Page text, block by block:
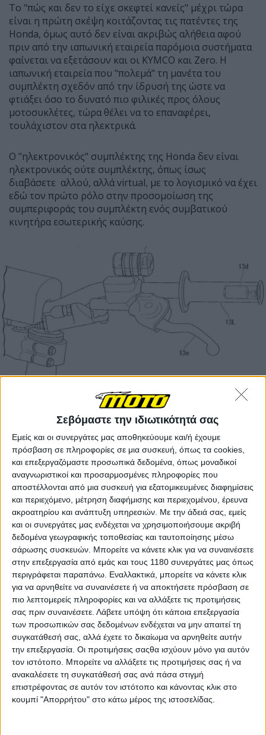
Σεβόμαστε την ιδιωτικότητά σας
Εμείς και οι συνεργάτες μας αποθηκεύουμε και/ή έχουμε
πρόσβαση σε πληροφορίες σε μια συσκευή, όπως τα cookies,
και επεξεργαζόμαστε προσωπικά δεδομένα, όπως μοναδικοί
αναγνωριστικοί και προσαρμοσμένες πληροφορίες που
αποστέλλονται από μια συσκευή για εξατομικευμένες διαφημίσεις
και περιεχόμενο, μέτρηση διαφήμισης και περιεχομένου, έρευνα
ακροατηρίου και ανάπτυξη υπηρεσιών. Με την άδειά σας, εμείς
και οι συνεργάτες μας ενδέχεται να χρησιμοποιήσουμε ακριβή
δεδομένα γεωγραφικής τοποθεσίας και ταυτοποίησης μέσω
σάρωσης συσκευών. Μπορείτε να κάνετε κλικ για να συναινέσετε
στην επεξεργασία από εμάς και τους 1180 συνεργάτες μας όπως
περιγράφεται παραπάνω. Εναλλακτικά, μπορείτε να κάνετε κλικ
για να αρνηθείτε να συναινέσετε ή να αποκτήσετε πρόσβαση σε
πιο λεπτομερείς πληροφορίες και να αλλάξετε τις προτιμήσεις
σας πριν συναινέσετε. Λάβετε υπόψη ότι κάποια επεξεργασία
των προσωπικών σας δεδομένων ενδέχεται να μην απαιτεί τη
συγκατάθεσή σας, αλλά έχετε το δικαίωμα να αρνηθείτε αυτήν
την επεξεργασία. Οι προτιμήσεις σαςθα ισχύουν μόνο για αυτόν
τον ιστότοπο. Μπορείτε να αλλάξετε τις προτιμήσεις σας ή να
ανακαλέσετε τη συγκατάθεσή σας ανά πάσα στιγμή
επιστρέφοντας σε αυτόν τον ιστότοπο και κάνοντας κλικ στο
κουμπί "Απορρήτου" στο κάτω μέρος της ιστοσελίδας.
Το "πώς και δεν το είχε σκεφτεί κανείς" μέχρι τώρα
είναι η πρώτη σκέψη κοιτάζοντας τις πατέντες της
Honda, όμως αυτό δεν είναι ακριβώς αλήθεια αφού
πριν από την ιαπωνική εταιρεία παρόμοια συστήματα
φαίνεται να εξετάσουν και οι KYMCO και Zero. Η
ιαπωνική εταιρεία που "πολεμά" τη μανέτα του
συμπλέκτη σχεδόν από την ίδρυσή της ώστε να
φτιάξει όσο το δυνατό πιο φιλικές προς όλους
μοτοσυκλέτες, τώρα θέλει να το επαναφέρει,
τουλάχιστον στα ηλεκτρικά.
Ο "ηλεκτρονικός" συμπλέκτης της Honda δεν είναι
ηλεκτρονικός ούτε συμπλέκτης, όπως ίσως
διαβάσετε αλλού, αλλά virtual, με το λογισμικό να έχει
εδώ τον πρώτο ρόλο στην προσομοίωση της
συμπεριφοράς του συμπλέκτη ενός συμβατικού
κινητήρα εσωτερικής καύσης.
Οι πατέντες δείχνουν το σύστημα να έχει εφαρμοστεί
στο ηλεκτρικό concept Honda CR Electric Proto της
HRC, την ηλεκτρική MX των Ιαπώνων με τους
μηχανικούς της Honda να έχουν σκεφτεί κάθε μικρή
λεπτομέρεια για να φέρουν την αίσθηση που λαμβάνει
ο αναβάτης πιο κοντά σε εκείνη μιας συμβατικής
μοτοσυκλέτας.
Στα αριστερά του τιμονιού βλέπουμε να υπάρχει
κανονικά μανέτα μόνο που δεν ενώνεται φυσικά με
συμπλέκτη, αφού ο τελευταίος όπως είπαμε δεν
υπάρχει. Αυτό που κάνει η μανέτα είναι να ελέγχει τη
ροή του ρεύματος ανεξάρτητα από το πόσο
περιστρέφει ο αναβάτης το δεξιό γκριπ, όπως δηλαδή
ελέγχει τη ροπή που φτάνει στον πίσω τροχό ένας
συμβατικός συμπλέκτης.
Στις πατέντες η Honda πάει και ένα βήμα παραπέρα με
την εγκατάσταση μικρών ηλεκτρικών μοτέρ στο
τιμόνι για τη δημιουργία τεχνητών κραδασμών ώστε
η αίσθηση που έχει ο αναβάτης να είναι ακόμη πιο
κοντά σε εκείνη μιας συμβατικής μοτοσυκλέτας όταν
χειρίζεται τη μανέτα του συμπλέκτη και του "γκαζιού".